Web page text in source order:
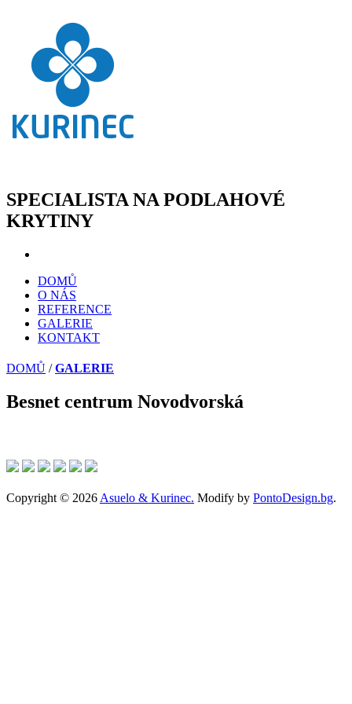
SPECIALISTA NA PODLAHOVÉ
KRYTINY
DOMŮ
O NÁS
REFERENCE
GALERIE
KONTAKT
DOMŮ /GALERIE
Besnet centrum Novodvorská
Copyright © 2026 Asuelo & Kurinec. Modify by PontoDesign.bg.